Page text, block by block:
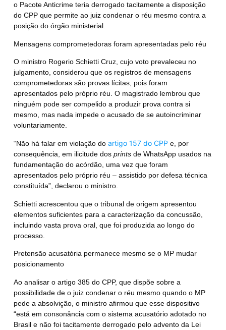
o Pacote Anticrime teria derrogado tacitamente a disposição
do CPP que permite ao juiz condenar o réu mesmo contra a
posição do órgão ministerial.
Mensagens comprometedoras foram apresentadas pelo réu
O ministro Rogerio Schietti Cruz, cujo voto prevaleceu no
julgamento, considerou que os registros de mensagens
comprometedoras são provas lícitas, pois foram
apresentados pelo próprio réu. O magistrado lembrou que
ninguém pode ser compelido a produzir prova contra si
mesmo, mas nada impede o acusado de se autoincriminar
voluntariamente.
“Não há falar em violação do artigo 157 do CPP e, por
consequência, em ilicitude dos printsde WhatsApp usados na
fundamentação do acórdão, uma vez que foram
apresentados pelo próprio réu – assistido por defesa técnica
constituída”, declarou o ministro.
Schietti acrescentou que o tribunal de origem apresentou
elementos suficientes para a caracterização da concussão,
incluindo vasta prova oral, que foi produzida ao longo do
processo.
Pretensão acusatória permanece mesmo se o MP mudar
posicionamento
Ao analisar o artigo 385 do CPP, que dispõe sobre a
possibilidade de o juiz condenar o réu mesmo quando o MP
pede a absolvição, o ministro afirmou que esse dispositivo
“está em consonância com o sistema acusatório adotado no
Brasil e não foi tacitamente derrogado pelo advento da Lei